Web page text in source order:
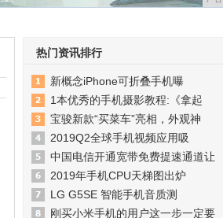
热门资讯排行
新概念iPhone可折叠手机曝
1本优秀的手机摄影教程:《拿起
宝骏新款“买菜车”亮相，外观神
2019Q2全球手机视频应用吸
中国电信开通宽带免费提速通道让
2019年手机CPU天梯图出炉
LG G5SE 智能手机音质测
刚买小米手机的用户这一步一定要